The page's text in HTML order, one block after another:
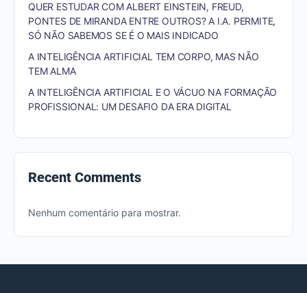
QUER ESTUDAR COM ALBERT EINSTEIN, FREUD,
PONTES DE MIRANDA ENTRE OUTROS? A I.A. PERMITE,
SÓ NÃO SABEMOS SE É O MAIS INDICADO
A INTELIGÊNCIA ARTIFICIAL TEM CORPO, MAS NÃO
TEM ALMA
A INTELIGÊNCIA ARTIFICIAL E O VÁCUO NA FORMAÇÃO
PROFISSIONAL: UM DESAFIO DA ERA DIGITAL
Recent Comments
Nenhum comentário para mostrar.